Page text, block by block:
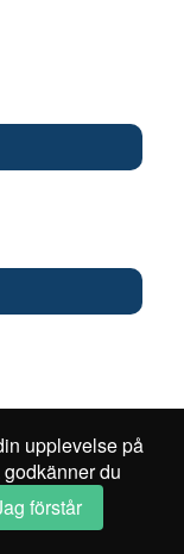
upplevelse på
du
förstår